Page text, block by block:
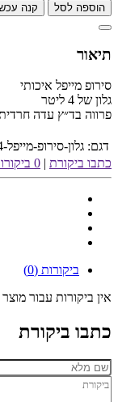
הוספה לסל קנה
תיאור
סירופ מייפל איכותי
גלון של 4 ליטר
פרווה בד״ץ עדה
דגם: גלון-סירופ-מייפל-4-ק-ג
כתבו ביקורת | 0 ביקורות
ביקורות (0)
אין ביקורות עבור מוצר
כתבו ביקורת